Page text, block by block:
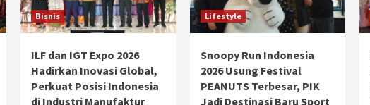
Bisnis
ILF dan IGT Expo 2026
Hadirkan Inovasi Global,
Perkuat Posisi Indonesia
di Industri Manufaktur
Lifestyle
Snoopy Run Indonesia
2026 Usung Festival
PEANUTS Terbesar, PIK
Jadi Destinasi Baru Sport